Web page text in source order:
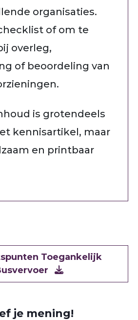
organisaties.
of om te
overleg,
of beoordeling van
is grotendeels
kennisartikel, maar
en printbaar
Toegankelijk
je mening!